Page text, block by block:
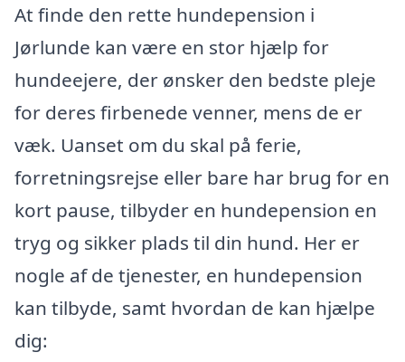
At finde den rette hundepension i
Jørlunde kan være en stor hjælp for
hundeejere, der ønsker den bedste pleje
for deres firbenede venner, mens de er
væk. Uanset om du skal på ferie,
forretningsrejse eller bare har brug for en
kort pause, tilbyder en hundepension en
tryg og sikker plads til din hund. Her er
nogle af de tjenester, en hundepension
kan tilbyde, samt hvordan de kan hjælpe
dig: